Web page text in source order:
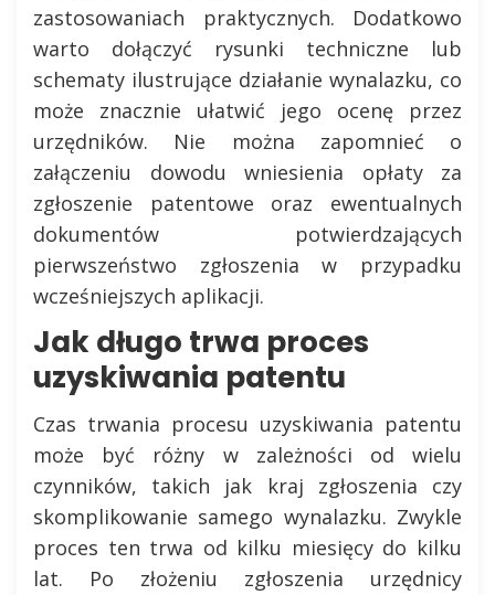
zastosowaniach praktycznych. Dodatkowo
warto dołączyć rysunki techniczne lub
schematy ilustrujące działanie wynalazku, co
może znacznie ułatwić jego ocenę przez
urzędników. Nie można zapomnieć o
załączeniu dowodu wniesienia opłaty za
zgłoszenie patentowe oraz ewentualnych
dokumentów potwierdzających
pierwszeństwo zgłoszenia w przypadku
wcześniejszych aplikacji.
Jak długo trwa proces
uzyskiwania patentu
Czas trwania procesu uzyskiwania patentu
może być różny w zależności od wielu
czynników, takich jak kraj zgłoszenia czy
skomplikowanie samego wynalazku. Zwykle
proces ten trwa od kilku miesięcy do kilku
lat. Po złożeniu zgłoszenia urzędnicy